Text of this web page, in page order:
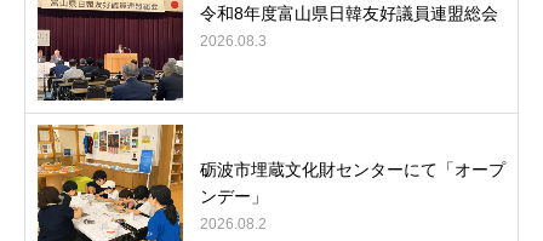
令和8年度富山県日韓友好議員連盟総会
2026.08.3
砺波市埋蔵文化財センターにて「オープ
ンデー」
2026.08.2